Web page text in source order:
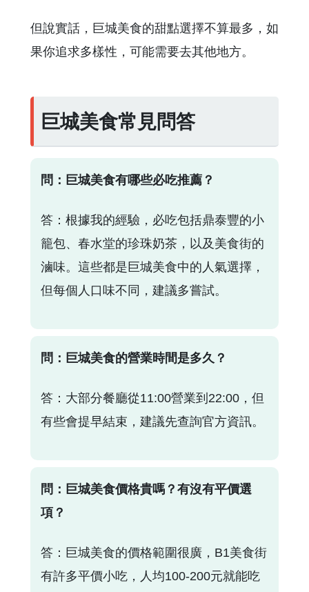
但說實話，巨城美食的甜點選擇不算最多，如
果你追求多樣性，可能需要去其他地方。
巨城美食常見問答
問：巨城美食有哪些必吃推薦？
答：根據我的經驗，必吃包括鼎泰豐的小
籠包、春水堂的珍珠奶茶，以及美食街的
滷味。這些都是巨城美食中的人氣選擇，
但每個人口味不同，建議多嘗試。
問：巨城美食的營業時間是多久？
答：大部分餐廳從11:00營業到22:00，但
有些會提早結束，建議先查詢官方資訊。
問：巨城美食價格貴嗎？有沒有平價選
項？
答：巨城美食的價格範圍很廣，B1美食街
有許多平價小吃，人均100-200元就能吃